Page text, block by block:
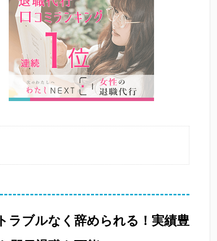
ラブルなく辞められる！実績豊